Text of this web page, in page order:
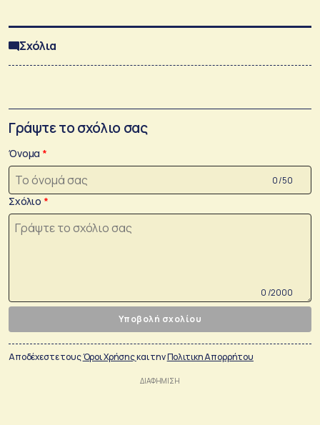
Σχόλια
Γράψτε το σχόλιο σας
Όνομα
0 /50
Σχόλιο
0 /2000
Υποβολή σχολίου
Αποδέχεστε τουςΌροι Χρήσηςκαι τηνΠολιτικη Απορρήτου